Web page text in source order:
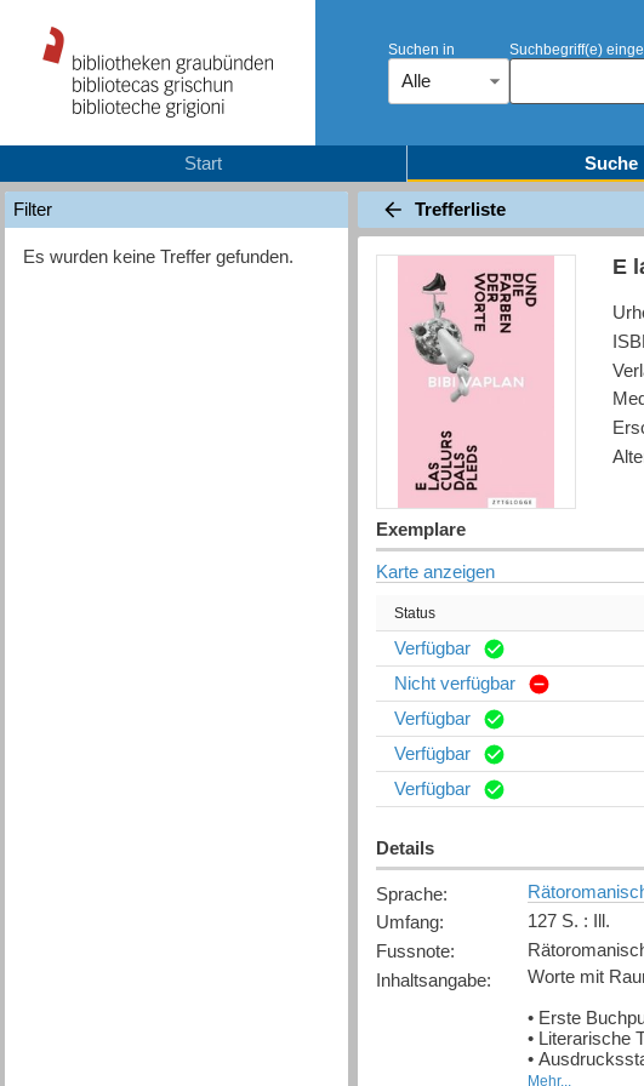
Suchen in
Alle
Suchbegriff(e)
Start Suche
Filter
Es wurden keine Treffer gefunden.
Trefferliste
E
Exemplare
Karte anzeigen
Status
Verfügbar
Nicht verfügbar
Verfügbar
Verfügbar
Verfügbar
Details
Sprache:
Umfang:
127 S. : Ill.
Fussnote:
Inhaltsangabe:
Worte mit
• Erste
• Literarische
•
Mehr...